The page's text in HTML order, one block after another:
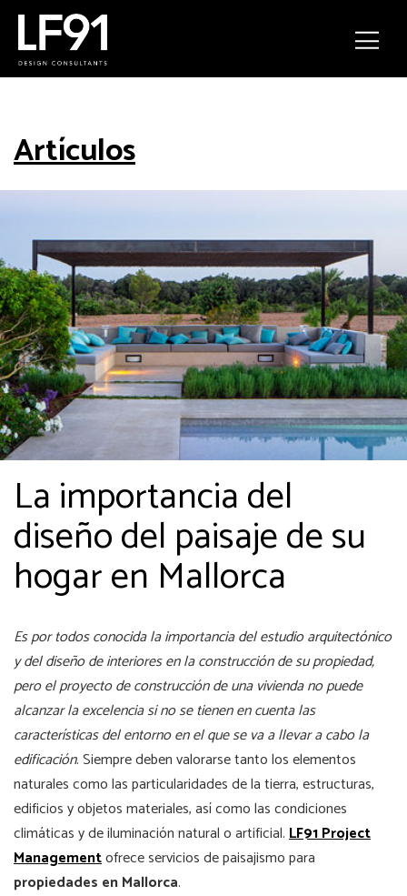
Artículos
La importancia del
diseño del paisaje de su
hogar en Mallorca
Es por todos conocida la importancia del estudio arquitectónico
y del diseño de interiores en la construcción de su propiedad,
pero el proyecto de construcción de una vivienda no puede
alcanzar la excelencia si no se tienen en cuenta las
características del entorno en el que se va a llevar a cabo la
edificación. Siempre deben valorarse tanto los elementos
naturales como las particularidades de la tierra, estructuras,
edificios y objetos materiales, así como las condiciones
climáticas y de iluminación natural o artificial.LF91 Project
Managementofrece servicios de paisajismo para
propiedades en Mallorca.